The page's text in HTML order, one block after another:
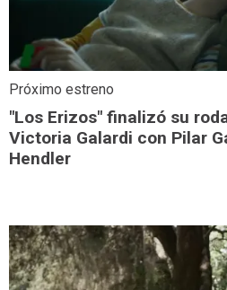
Próximo estreno
"Los Erizos" finalizó su
Victoria Galardi con Pilar
Hendler